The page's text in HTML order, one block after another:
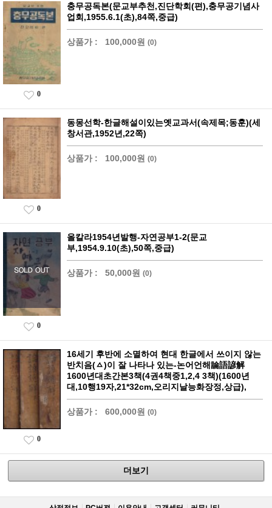
충무공독본(문교부추천,진단학회(편),충무공기념사
업회,1955.6.1(초),84쪽,중급)
상품가 : 100,000원 (0)
0
동몽선학-한글해설이있는옛교과서(속제목;동훈)(세
창서관,1952년,22쪽)
상품가 : 100,000원 (0)
0
올칼라1954년발행-자연공부1-2(문교
부,1954.9.10(초),50쪽,중급)
상품가 : 50,000원 (0)
0
16세기 후반에 소멸하여 현대 한글에서 쓰이지 않는
반치음(ㅿ)이 잘 나타나 있는-논어언해論語諺解
1600년대초간본3책(4권4책중1,2,4 3책)(1600년
대,10행19자,21*32cm,오리지날능화장정,상급),
상품가 : 600,000원 (0)
0
더보기